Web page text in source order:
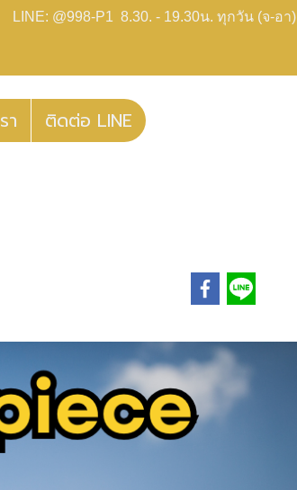
@998-P1 8.30. - 19.30น. ทุกวัน (จ-อา)
า ติดต่อ LINE